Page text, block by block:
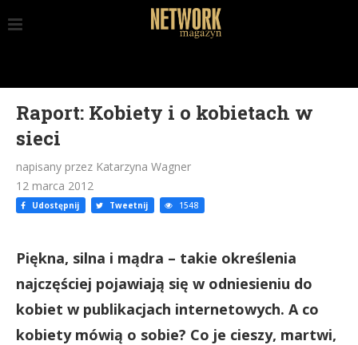
Raport: Kobiety i o kobietach w
sieci
napisany przez Katarzyna Wagner
12 marca 2012
Udostępnij Tweetnij 1548
Piękna, silna i mądra – takie określenia
najczęściej pojawiają się w odniesieniu do
kobiet w publikacjach internetowych. A co
kobiety mówią o sobie? Co je cieszy, martwi,